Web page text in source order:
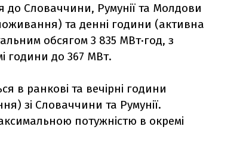
до Словаччини, Румунії та Молдови
та денні години (активна
обсягом 3 835 МВт·год, з
години до 367 МВт.
в ранкові та вечірні години
зі Словаччини та Румунії.
потужністю в окремі